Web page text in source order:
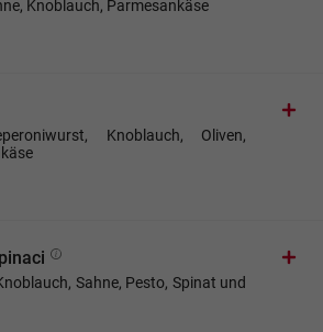
Knoblauch, Parmesankäse
Knoblauch, Oliven,
Sahne, Pesto, Spinat und